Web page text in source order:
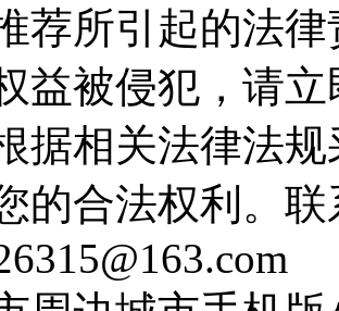
荐所引起的法
益被侵犯，请
据相关法律法
的合法权利。